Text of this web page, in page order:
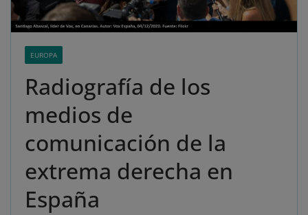
EUROPA
Radiografía de los
medios de
comunicación de la
extrema derecha en
España